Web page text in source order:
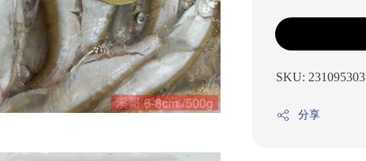
SKU: 231095303
分享